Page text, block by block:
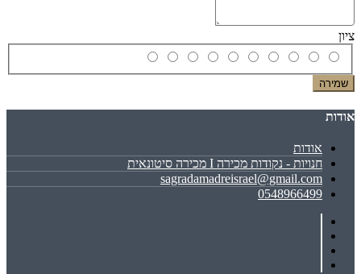
ציון
שמירה
אודות
אודות
חנויות - נקודות מכירה I מכירה סיטונאית
sagradamadreisrael@gmail.com
0548966499